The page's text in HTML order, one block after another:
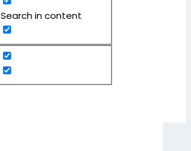
Search in content